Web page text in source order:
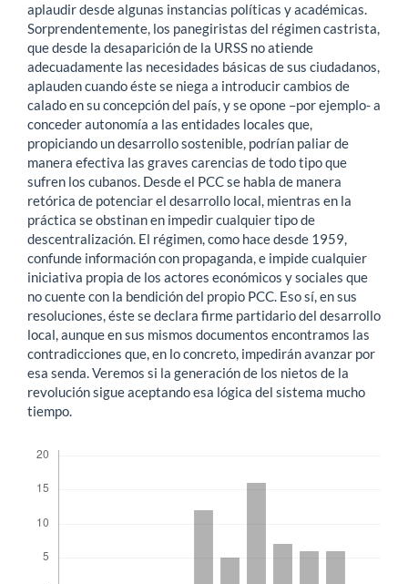
aplaudir desde algunas instancias políticas y académicas.
Sorprendentemente, los panegiristas del régimen castrista,
que desde la desaparición de la URSS no atiende
adecuadamente las necesidades básicas de sus ciudadanos,
aplauden cuando éste se niega a introducir cambios de
calado en su concepción del país, y se opone –por ejemplo- a
conceder autonomía a las entidades locales que,
propiciando un desarrollo sostenible, podrían paliar de
manera efectiva las graves carencias de todo tipo que
sufren los cubanos. Desde el PCC se habla de manera
retórica de potenciar el desarrollo local, mientras en la
práctica se obstinan en impedir cualquier tipo de
descentralización. El régimen, como hace desde 1959,
confunde información con propaganda, e impide cualquier
iniciativa propia de los actores económicos y sociales que
no cuente con la bendición del propio PCC. Eso sí, en sus
resoluciones, éste se declara firme partidario del desarrollo
local, aunque en sus mismos documentos encontramos las
contradicciones que, en lo concreto, impedirán avanzar por
esa senda. Veremos si la generación de los nietos de la
revolución sigue aceptando esa lógica del sistema mucho
tiempo.